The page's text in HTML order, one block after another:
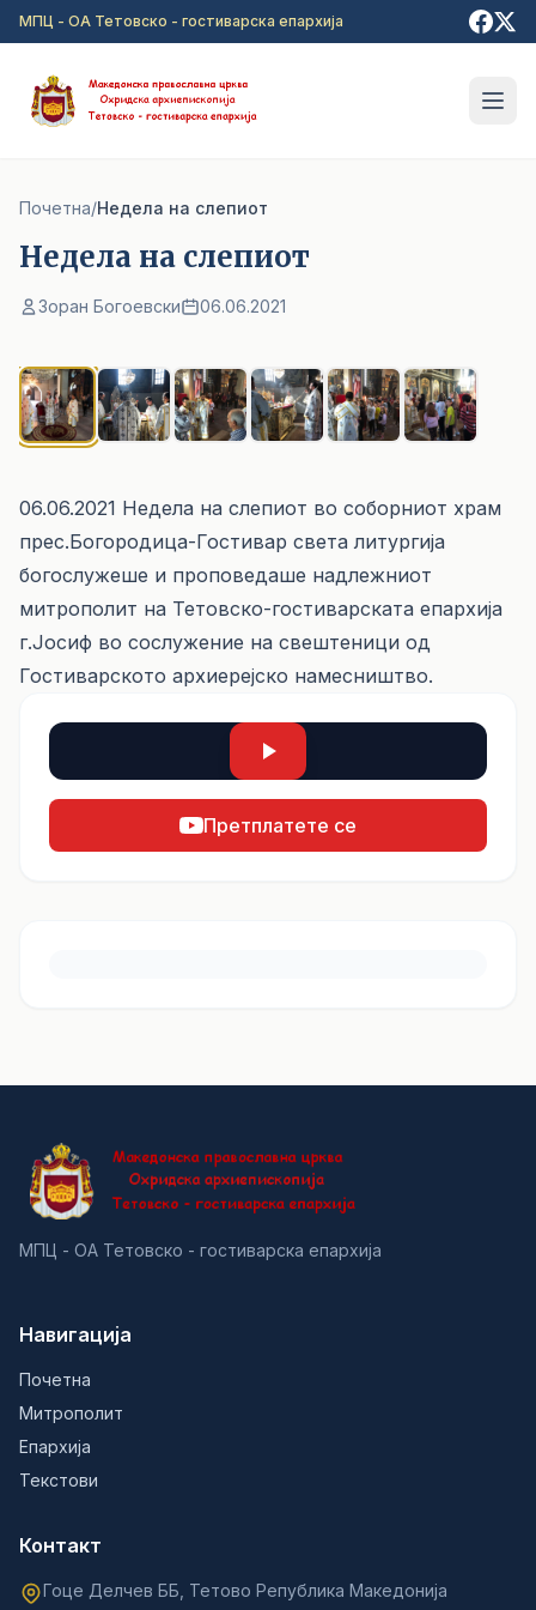
Прејди на главна содржина
МПЦ - ОА Тетовско - гостиварска епархија
Почетна/Недела на слепиот
Недела на слепиот
Зоран Богоевски 06.06.2021
06.06.2021 Недела на слепиот во соборниот храм
прес.Богородица-Гостивар света литургија
богослужеше и проповедаше надлежниот
митрополит на Тетовско-гостиварската епархија
г.Јосиф во сослужение на свештеници од
Гостиварското архиерејско намесништво.
Претплатете се
МПЦ - ОА Тетовско - гостиварска епархија
Навигација
Почетна
Митрополит
Епархија
Текстови
Контакт
Гоце Делчев ББ, Тетово Република Македонија